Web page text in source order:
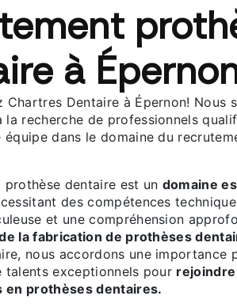
à
Chartres Dentaire à Épernon! Nous
la recherche de professionnels
dans le domaine du
prothèse dentaire est un domaine
des compétences
et une compréhension
la fabrication de prothèses
nous accordons une importance
talents exceptionnels pour
en prothèses dentaires.